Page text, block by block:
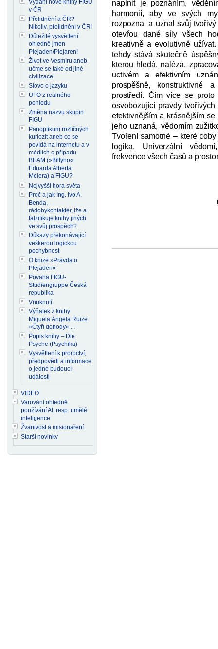
naplnit je poznáním,
harmonií, aby ve svých
rozpoznal a uznal svůj
otevřou dané síly všech
kreativně a evolutivně
tehdy stává skutečně
kterou hledá, nalézá,
uctivém a efektivním
prospěšně, konstruktivně
prostředí. Čím více se
osvobozující pravdy
efektivnějším a krásnějším
jeho uznaná, vědomím
Tvoření samotné – které
logika, Univerzální
frekvence všech časů a
Vydání nové knihy FIGU
v ČR
Přelidnění a ČR?
Nikoliv, přelidnění v ČR!
Důležité vysvětlení
ohledně jmen
Plejaden/Plejaren!
Život ve Vesmíru aneb
učme se také od jiné
civilizace!
Slovo o jazyku
UFO z reálného
pohledu
Změna názvu skupin
FIGU
Panoptikum rozličných
kuriozit aneb co se
povídá na internetu a v
médiích o případu
BEAM (»Billyho«
Eduarda Alberta
Meiera) a FIGU?
Nejvyšší hora světa
Proč a jak Ing. Ivo A.
Benda,
rádobykontaktér, lže a
falzifikuje knihy jiných
ve svůj prospěch?
Důkazy překonávající
veškerou logickou
pochybnost
O knize »Pravda o
Plejaden«
Povaha FIGU-
Studiengruppe Česká
republika
Vnuknutí
Výňatek z knihy
Miguela Ángela Ruize
»Čtyři dohody« ...
Popis knihy – Die
Psyche (Psychika)
Vysvětlení k proroctví,
předpovědi a informace
o jedné budoucí
události
VIDEO
Varování ohledně
používání AI, resp. umělé
inteligence
Žvanivost a misionaření
Starší novinky